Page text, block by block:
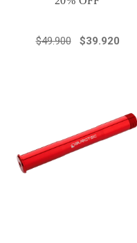
$49.900 $39.920